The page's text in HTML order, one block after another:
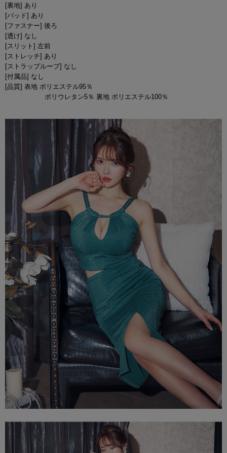
[裏地] あり
[パッド] あり
[ファスナー] 後ろ
[透け] なし
[スリット] 左前
[ストレッチ] あり
[ストラップループ] なし
[付属品] なし
[品質] 表地 ポリエステル95％
ポリウレタン5％ 裏地 ポリエステル100％